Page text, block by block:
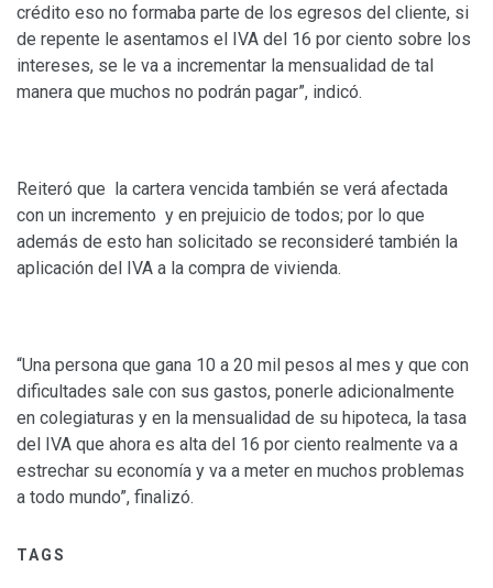
crédito eso no formaba parte de los egresos del cliente, si
de repente le asentamos el IVA del 16 por ciento sobre los
intereses, se le va a incrementar la mensualidad de tal
manera que muchos no podrán pagar”, indicó.
Reiteró que la cartera vencida también se verá afectada
con un incremento y en prejuicio de todos; por lo que
además de esto han solicitado se reconsideré también la
aplicación del IVA a la compra de vivienda.
“Una persona que gana 10 a 20 mil pesos al mes y que con
dificultades sale con sus gastos, ponerle adicionalmente
en colegiaturas y en la mensualidad de su hipoteca, la tasa
del IVA que ahora es alta del 16 por ciento realmente va a
estrechar su economía y va a meter en muchos problemas
a todo mundo”, finalizó.
TAGS